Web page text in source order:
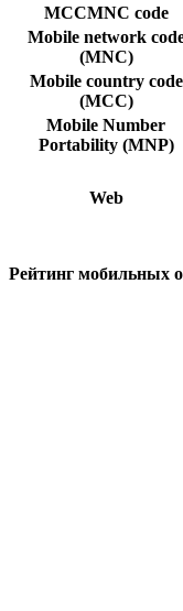
MCCMNC code
Mobile network
(MNC)
Mobile country code
(MCC)
Mobile Number
Portability (MNP)
Web
Рейтинг мобильных